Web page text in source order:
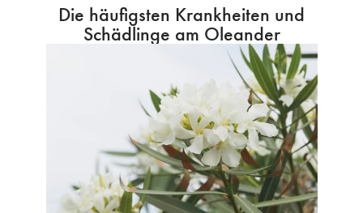
Die häufigsten Krankheiten und
Schädlinge am Oleander